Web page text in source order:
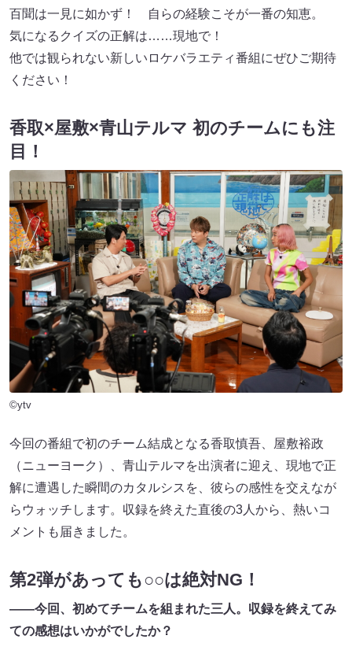
百聞は一見に如かず！ 自らの経験こそが一番の知恵。
気になるクイズの正解は……現地で！
他では観られない新しいロケバラエティ番組にぜひご期待
ください！
香取×屋敷×青山テルマ 初のチームにも注
目！
©ytv
今回の番組で初のチーム結成となる香取慎吾、屋敷裕政
（ニューヨーク）、青山テルマを出演者に迎え、現地で正
解に遭遇した瞬間のカタルシスを、彼らの感性を交えなが
らウォッチします。収録を終えた直後の3人から、熱いコ
メントも届きました。
第2弾があっても○○は絶対NG！
――今回、初めてチームを組まれた三人。収録を終えてみ
ての感想はいかがでしたか？